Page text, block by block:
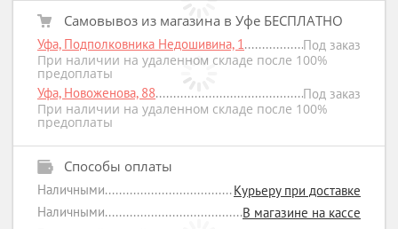
Самовывоз из магазина в Уфе БЕСПЛАТНО
Уфа, Подполковника Недошивина, 1
Под заказ
При наличии на удаленном складе после 100%
предоплаты
Уфа, Новоженова, 88
Под заказ
При наличии на удаленном складе после 100%
предоплаты
Способы оплаты
Наличными
Курьеру при доставке
Наличными
В магазине на кассе